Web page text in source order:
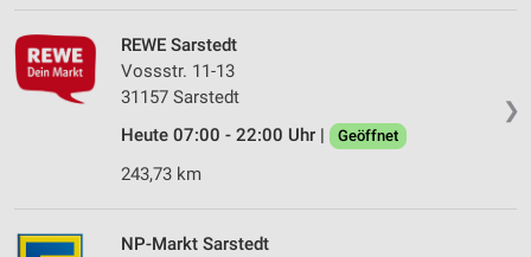
❯
REWE Sarstedt
Vossstr. 11-13
31157 Sarstedt
Heute 07:00 - 22:00 Uhr |
Geöffnet
243,73 km
NP-Markt Sarstedt